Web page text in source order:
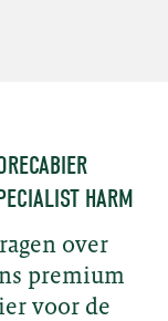
HARM
over
premium
voor de